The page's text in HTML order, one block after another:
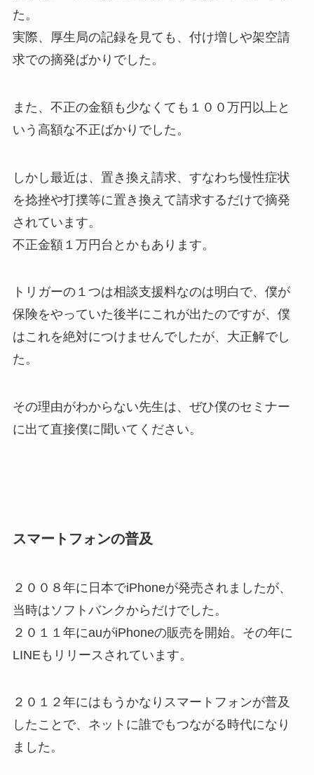
た。
実際、厚生局の記録を見ても、付け増しや架空請
求での摘発ばかりでした。
また、不正の金額も少なくても１００万円以上と
いう高額な不正ばかりでした。
しかし最近は、置き換え請求、すなわち慢性症状
を捻挫や打撲等に置き換えて請求するだけで摘発
されています。
不正金額１万円台とかもあります。
トリガーの１つは相談支援料なのは明白で、僕が
保険をやっていた後半にこれが出たのですが、僕
はこれを絶対につけませんでしたが、大正解でし
た。
その理由がわからない先生は、ぜひ僕のセミナー
に出て直接僕に聞いてください。
スマートフォンの普及
２００８年に日本でiPhoneが発売されましたが、
当時はソフトバンクからだけでした。
２０１１年にauがiPhoneの販売を開始。その年に
LINEもリリースされています。
２０１２年にはもうかなりスマートフォンが普及
したことで、ネットに誰でもつながる時代になり
ました。